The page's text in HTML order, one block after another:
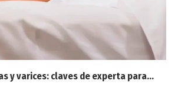
y varices: claves de experta para...